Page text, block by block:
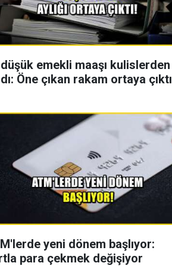
emekli maaşı kulislerden
Öne çıkan rakam ortaya çıktı
yeni dönem başlıyor:
para çekmek değişiyor